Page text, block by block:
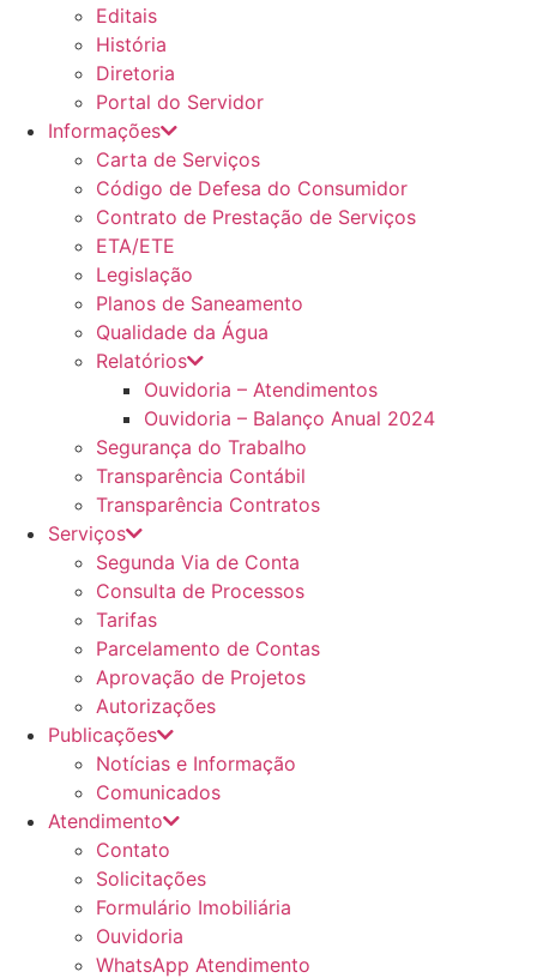
Editais
História
Diretoria
Portal do Servidor
Informações
Carta de Serviços
Código de Defesa do Consumidor
Contrato de Prestação de Serviços
ETA/ETE
Legislação
Planos de Saneamento
Qualidade da Água
Relatórios
Ouvidoria – Atendimentos
Ouvidoria – Balanço Anual 2024
Segurança do Trabalho
Transparência Contábil
Transparência Contratos
Serviços
Segunda Via de Conta
Consulta de Processos
Tarifas
Parcelamento de Contas
Aprovação de Projetos
Autorizações
Publicações
Notícias e Informação
Comunicados
Atendimento
Contato
Solicitações
Formulário Imobiliária
Ouvidoria
WhatsApp Atendimento